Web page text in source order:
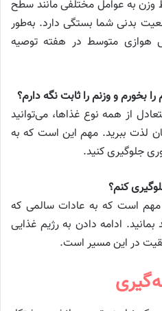
وزن به عوامل مختلفی مانند سطح
بدنی شما بستگی دارد. به‌طور
دقیقه ورزش هوازی متوسط در هفته توصیه
بخورم و وزنم را ثابت نگه دارم؟
از همه نوع غذاها، می‌توانید
لذت ببرید. مهم این است که به
جلوگیری کنید.
کنم؟
مهم است که به عادات سالمی که
ادامه دادن به رژیم غذایی
در این مسیر است.